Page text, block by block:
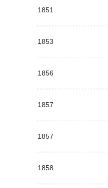
1851
1853
1856
1857
1857
1858